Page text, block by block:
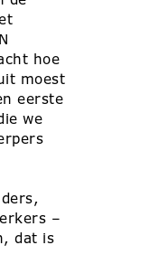
hoe
moest
eerste
we
–
dat is